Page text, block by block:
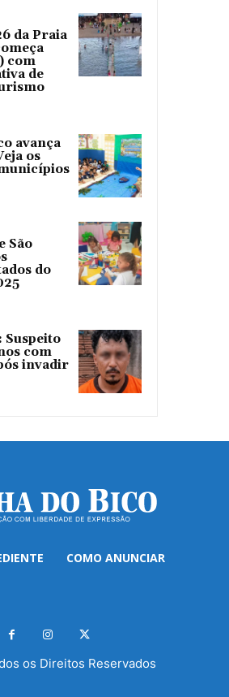
da Praia
com
de
avança
os
São
do
Suspeito
com
invadir
COMO ANUNCIAR
os Direitos Reservados